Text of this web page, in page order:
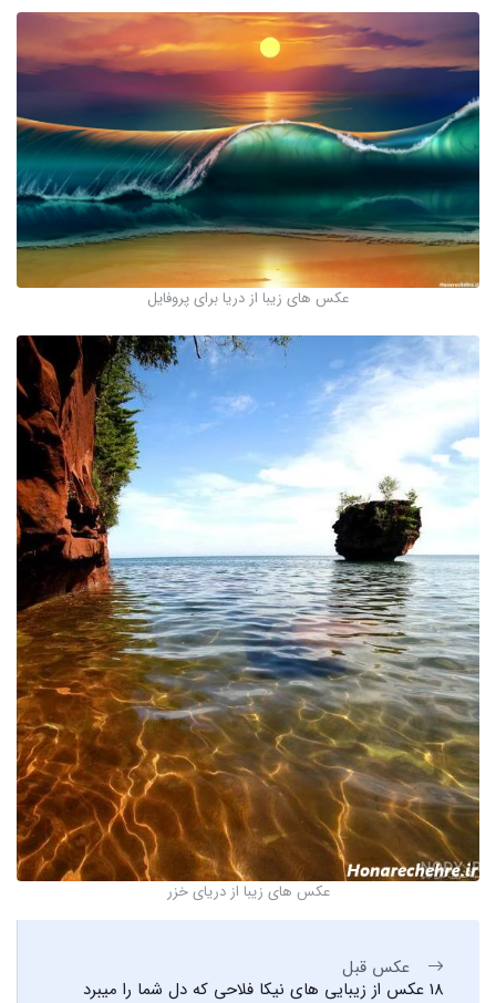
عکس های زیبا از دریا برای پروفایل
عکس های زیبا از دریای خزر
عکس قبل
18 عکس از زیبایی های نیکا فلاحی که دل شما را میبرد